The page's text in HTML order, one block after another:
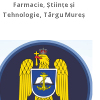
Farmacie, Științe și
Tehnologie, Târgu Mureș